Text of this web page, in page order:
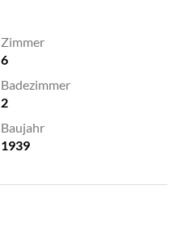
Zimmer
6
Badezimmer
2
Baujahr
1939